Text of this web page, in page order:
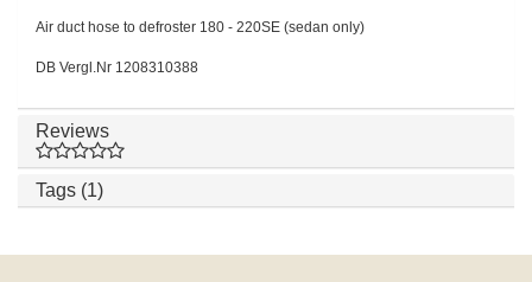
Air duct hose to defroster 180 - 220SE (sedan only)
DB Vergl.Nr 1208310388
Reviews
Tags (1)